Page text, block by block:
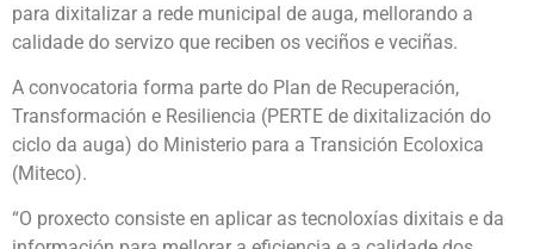
para dixitalizar a rede municipal de auga, mellorando a
calidade do servizo que reciben os veciños e veciñas.
A convocatoria forma parte do Plan de Recuperación,
Transformación e Resiliencia (PERTE de dixitalización do
ciclo da auga) do Ministerio para a Transición Ecoloxica
(Miteco).
“O proxecto consiste en aplicar as tecnoloxías dixitais e da